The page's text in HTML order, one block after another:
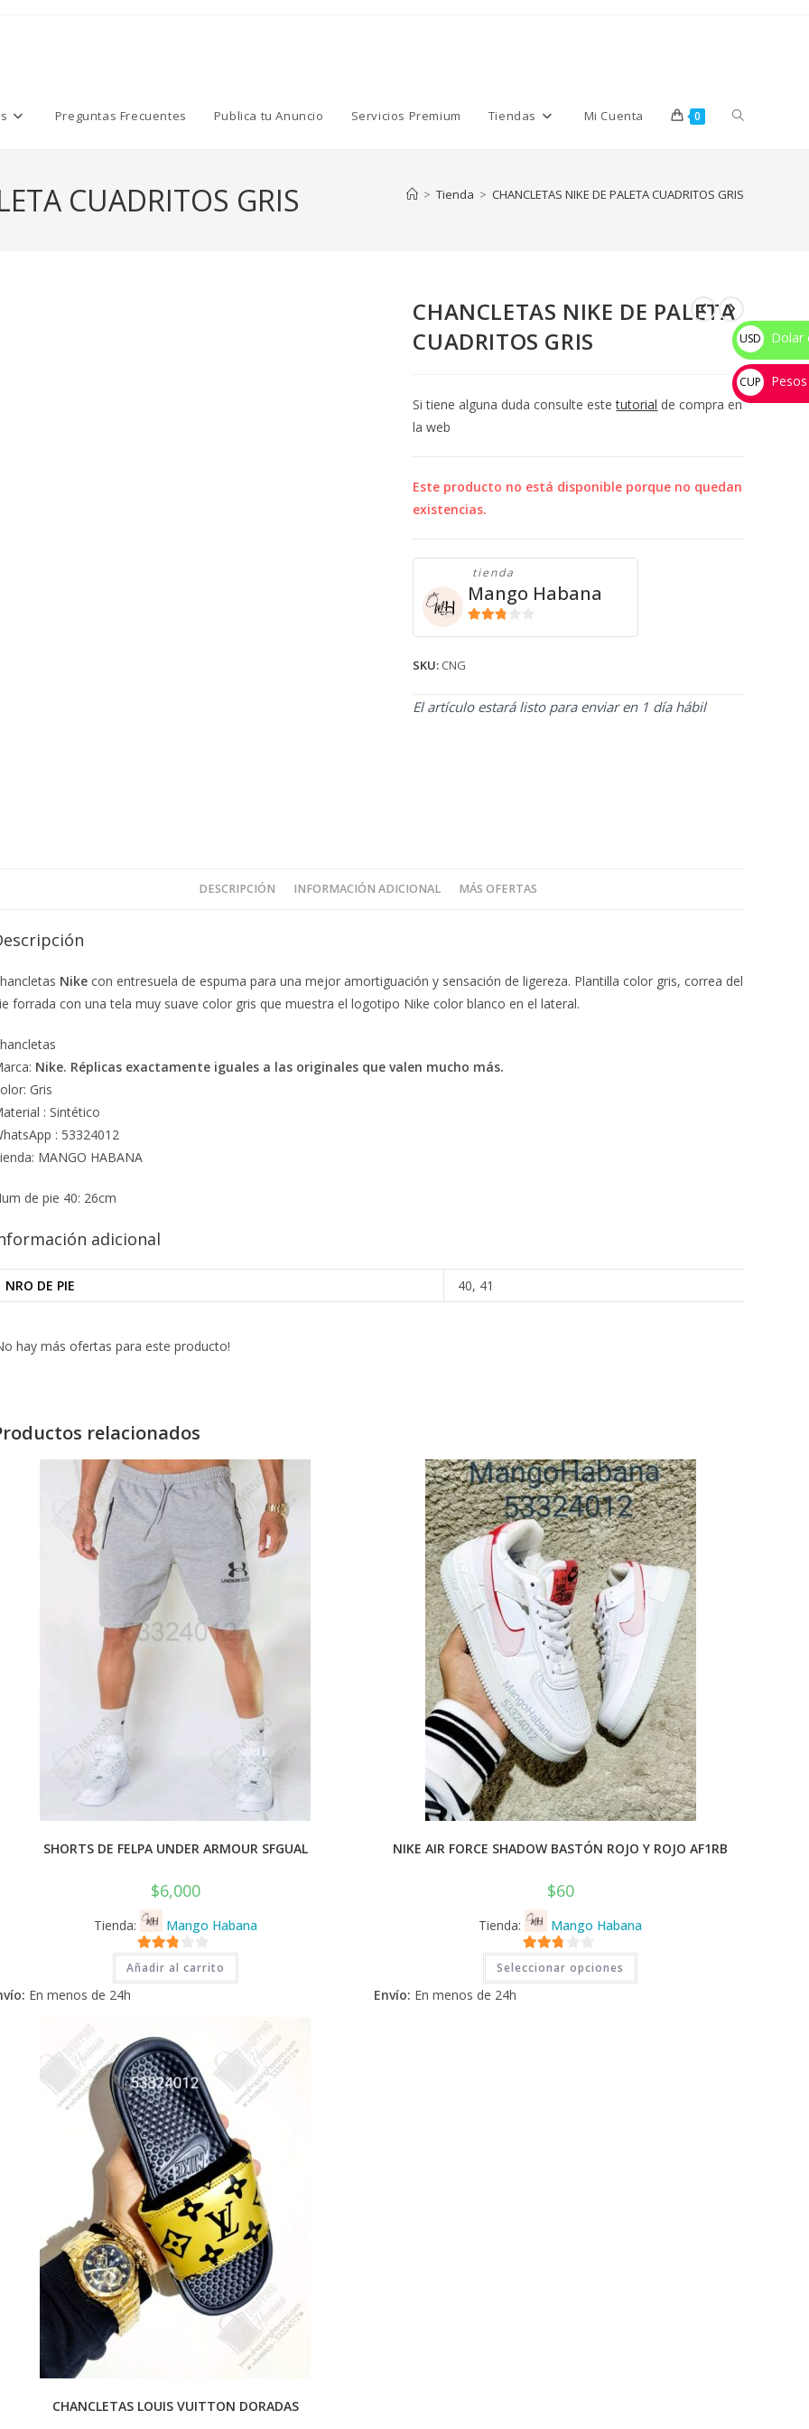
Preguntas Frecuentes Publica tu Anuncio Servicios Premium Tiendas Mi Cuenta 0 Alternar
la
web
CUADRITOS GRIS > Tienda > CHANCLETAS NIKE DE PALETA CUADRITOS GRIS
CHANCLETAS NIKE DE PALETA
CUADRITOS GRIS
Si tiene alguna duda consulte estetutorial de compra en
la web
Este producto no está disponible porque no quedan
existencias.
tienda
Mango Habana
SKU: CNG
El artículo estará listo para enviar en 1 día hábil
DESCRIPCIÓN INFORMACIÓN ADICIONAL MÁS OFERTAS
Nike con entresuela de espuma para una mejor amortiguación y sensación de ligereza. Plantilla color gris, correa del
forrada con una tela muy suave color gris que muestra el logotipo Nike color blanco en el lateral.
Nike. Réplicas exactamente iguales a las originales que valen mucho más.
Gris
: Sintético
: 53324012
MANGO HABANA
de pie 40: 26cm
adicional
NRO DE PIE 40, 41
hay más ofertas para este producto!
relacionados
SHORTS DE FELPA UNDER ARMOUR SFGUAL
$6,000
Tienda: Mango Habana
2.71
de 5
Añadir al carrito
En menos de 24h
NIKE AIR FORCE SHADOW BASTÓN ROJO Y ROJO AF1RB
$60
Tienda: Mango Habana
2.71
de 5
Seleccionar opciones
Este
tiene
Envío: En menos de 24h
CHANCLETAS LOUIS VUITTON DORADAS
USD
$
Dolar
CUP
💰
Pesos